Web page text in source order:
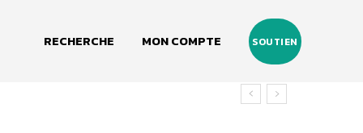
RECHERCHE MON COMPTE SOUTIEN